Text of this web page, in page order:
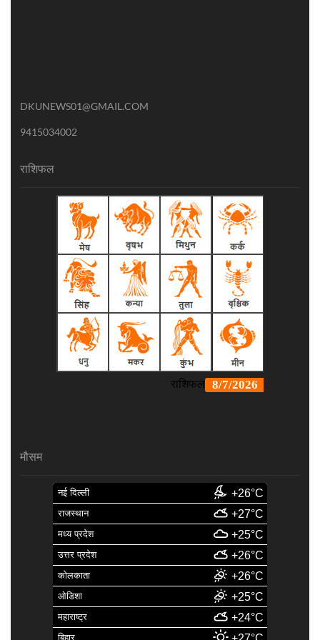
DKUNEWS01@GMAIL.COM
9415034002
राशिफल
मौसम
नई दिल्ली +26°C
राजस्थान +27°C
मध्य प्रदेश +25°C
उत्तर प्रदेश +26°C
कोलकाता +26°C
ओडिशा +25°C
महाराष्ट्र +24°C
बिहार